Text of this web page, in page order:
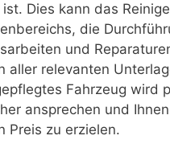
Dies kann das
die
und
aller relevanten
Fahrzeug wird
ansprechen und
Preis zu erzielen.